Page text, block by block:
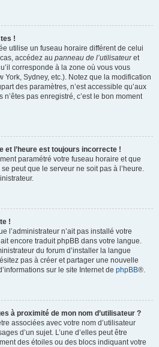
!
utilise un fuseau horaire différent de celui
accédez au panneau de l’utilisateuret
corresponde à la zone où vous vous
York, Sydney, etc.). Notez que la modification
des paramètres, n’est accessible qu’aux
pas enregistré, c’est le bon moment
et l’heure est toujours incorrecte !
paramétré votre fuseau horaire et que
peut que le serveur ne soit pas à l’heure.
!
l’administrateur n’ait pas installé votre
encore traduit phpBB dans votre langue.
du forum d’installer la langue
pas à créer et partager une nouvelle
sur le site Internet de phpBB®.
à proximité de mon nom d’utilisateur ?
associées avec votre nom d’utilisateur
d’un sujet. L’une d’elles peut être
des étoiles ou des blocs indiquant votre